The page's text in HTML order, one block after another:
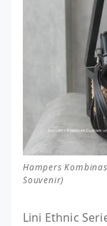
Hampers
Souvenir)
Lini Ethnic